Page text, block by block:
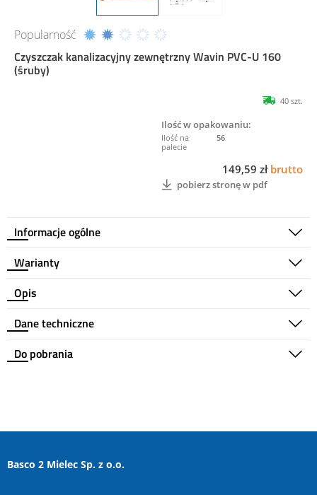
Popularność
Czyszczak kanalizacyjny zewnętrzny Wavin PVC-U 160
(śruby)
Informacje ogólne
40 szt.
Ilość w opakowaniu:
56
149,59 zł brutto
pobierz stronę w pdf
Warianty
Opis
Dane techniczne
Do pobrania
Basco 2 Mielec Sp. z o.o.